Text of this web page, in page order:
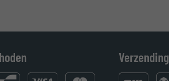
Verzending